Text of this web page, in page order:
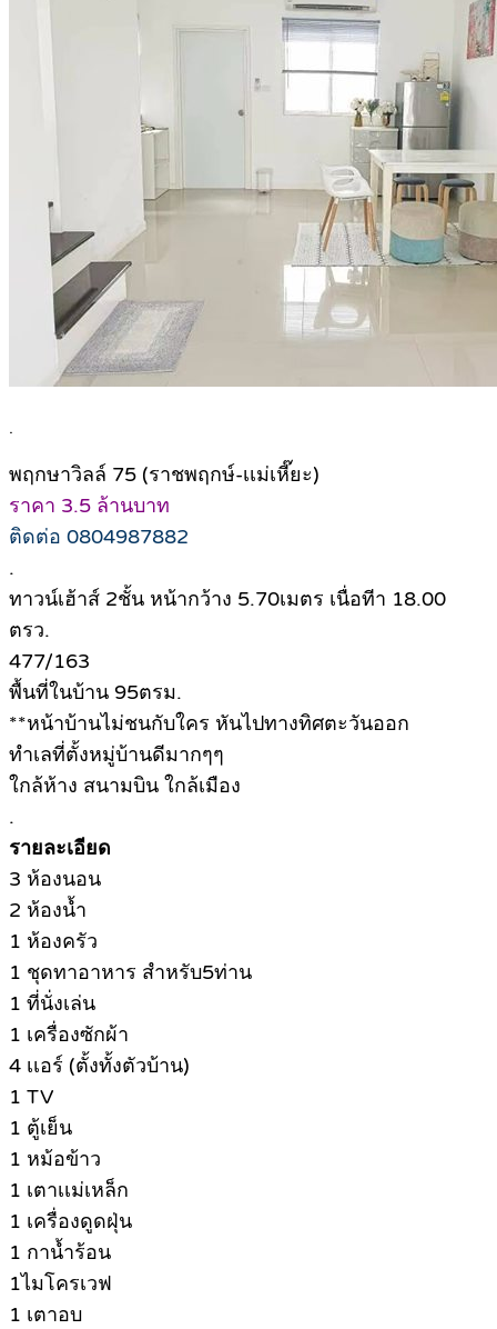
.
พฤกษาวิลล์ 75 (ราชพฤกษ์-เเม่เหี๊ยะ)
ราคา 3.5 ล้านบาท
ติดต่อ 0804987882
.
ทาวน์เฮ้าส์ 2ชั้น หน้ากว้าง 5.70เมตร เนื่อทีา 18.00
ตรว.
477/163
พื้นที่ในบ้าน 95ตรม.
**หน้าบ้านไม่ชนกับใคร หันไปทางทิศตะวันออก
ทำเลที่ตั้งหมู่บ้านดีมากๆๆ
ใกล้ห้าง สนามบิน ใกล้เมือง
.
รายละเอียด
3 ห้องนอน
2 ห้องน้ำ
1 ห้องครัว
1 ชุดทาอาหาร สำหรับ5ท่าน
1 ที่นั่งเล่น
1 เครื่องซักผ้า
4 เเอร์ (ตั้งทั้งตัวบ้าน)
1 TV
1 ตู้เย็น
1 หม้อข้าว
1 เตาเเม่เหล็ก
1 เครื่องดูดฝุ่น
1 กาน้ำร้อน
1ไมโครเวฟ
1 เตาอบ